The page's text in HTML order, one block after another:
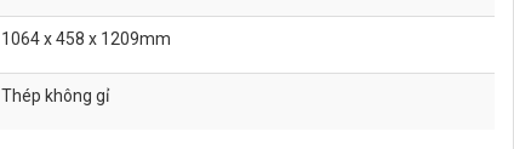
1064 x 458 x 1209mm
Thép không gỉ